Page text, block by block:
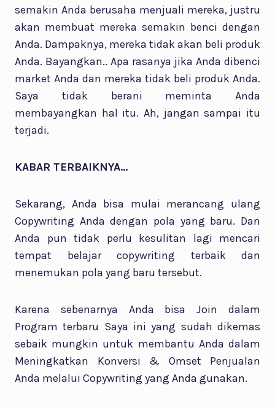
semakin Anda berusaha menjuali mereka, justru
akan membuat mereka semakin benci dengan
Anda. Dampaknya, mereka tidak akan beli produk
Anda. Bayangkan.. Apa rasanya jika Anda dibenci
market Anda dan mereka tidak beli produk Anda.
Saya tidak berani meminta Anda
membayangkan hal itu. Ah, jangan sampai itu
terjadi.
KABAR TERBAIKNYA…
Sekarang, Anda bisa mulai merancang ulang
Copywriting Anda dengan pola yang baru. Dan
Anda pun tidak perlu kesulitan lagi mencari
tempat belajar copywriting terbaik dan
menemukan pola yang baru tersebut.
Karena sebenarnya Anda bisa Join dalam
Program terbaru Saya ini yang sudah dikemas
sebaik mungkin untuk membantu Anda dalam
Meningkatkan Konversi & Omset Penjualan
Anda melalui Copywriting yang Anda gunakan.